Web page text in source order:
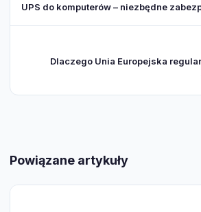
UPS do komputerów – niezbędne
Dlaczego Unia Europejska
Powiązane artykuły